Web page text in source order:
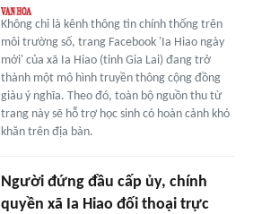
Không chỉ là kênh thông tin chính thống trên
môi trường số, trang Facebook 'Ia Hiao ngày
mới' của xã Ia Hiao (tỉnh Gia Lai) đang trở
thành một mô hình truyền thông cộng đồng
giàu ý nghĩa. Theo đó, toàn bộ nguồn thu từ
trang này sẽ hỗ trợ học sinh có hoàn cảnh khó
khăn trên địa bàn.
Người đứng đầu cấp ủy, chính
quyền xã Ia Hiao đối thoại trực